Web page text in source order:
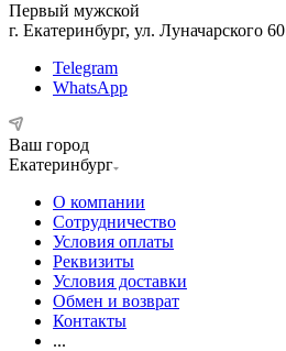
Первый мужской
г. Екатеринбург, ул. Луначарского 60
Telegram
WhatsApp
Ваш город
Екатеринбург
О компании
Сотрудничество
Условия оплаты
Реквизиты
Условия доставки
Обмен и возврат
Контакты
...